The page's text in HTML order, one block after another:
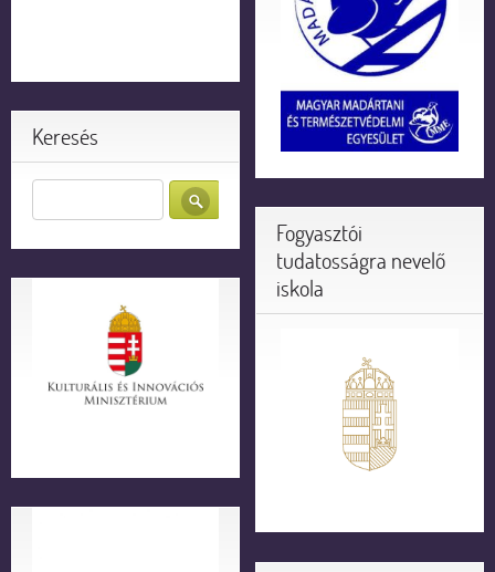
Keresés
Fogyasztói
tudatosságra nevelő
iskola